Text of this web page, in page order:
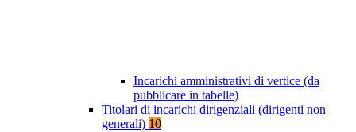
Incarichi amministrativi di vertice (da
pubblicare in tabelle)
Titolari di incarichi dirigenziali (dirigenti non
generali) 10